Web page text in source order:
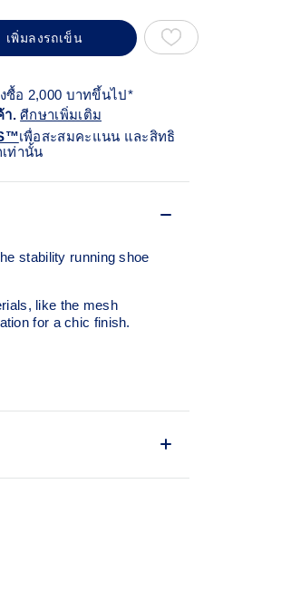
เพิ่มลงรถเข็น
ซื้อ 2,000 บาทขึ้นไป*
า.ศีกษาเพิ่มเติม
เพื่อสะสมคะแนน และสิทธิ
ท่านั้น
stability running shoe
like the mesh
for a chic finish.
that helped